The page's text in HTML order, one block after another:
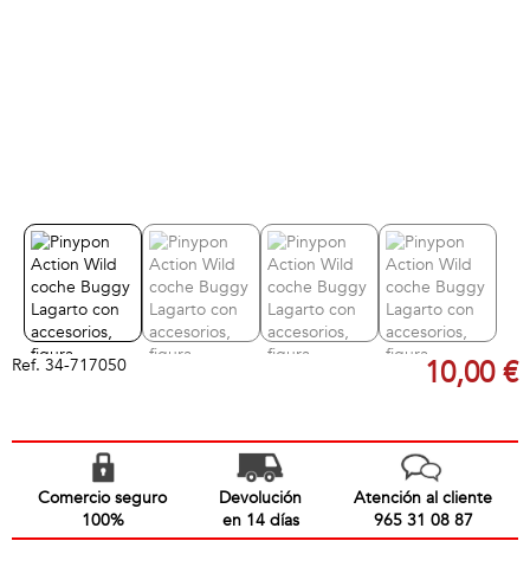
Ref. 34-717050 10,00 €
Comercio seguro
100%
Devolución
en 14 días
Atención al cliente
965 31 08 87